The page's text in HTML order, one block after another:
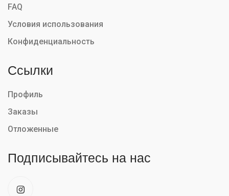
FAQ
Условия использования
Конфиденциальность
Ссылки
Профиль
Заказы
Отложенные
Подписывайтесь на нас